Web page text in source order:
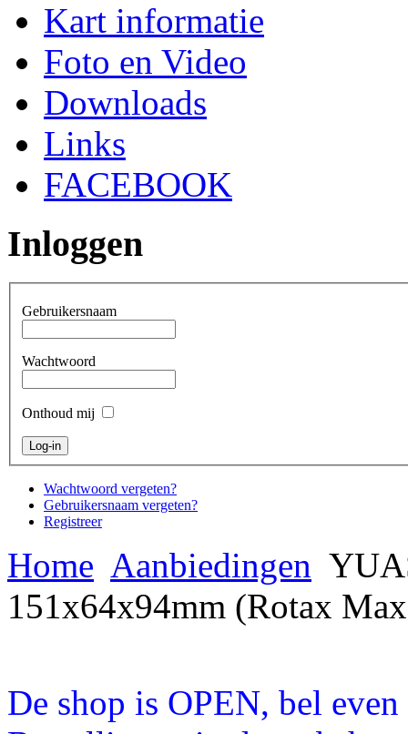
Kart informatie
Foto en Video
Downloads
Links
FACEBOOK
Inloggen
Gebruikersnaam
Wachtwoord
Onthoud mij
Wachtwoord vergeten?
Gebruikersnaam vergeten?
Registreer
Home Aanbiedingen
151x64x94mm (Rotax
De shop is OPEN, bel